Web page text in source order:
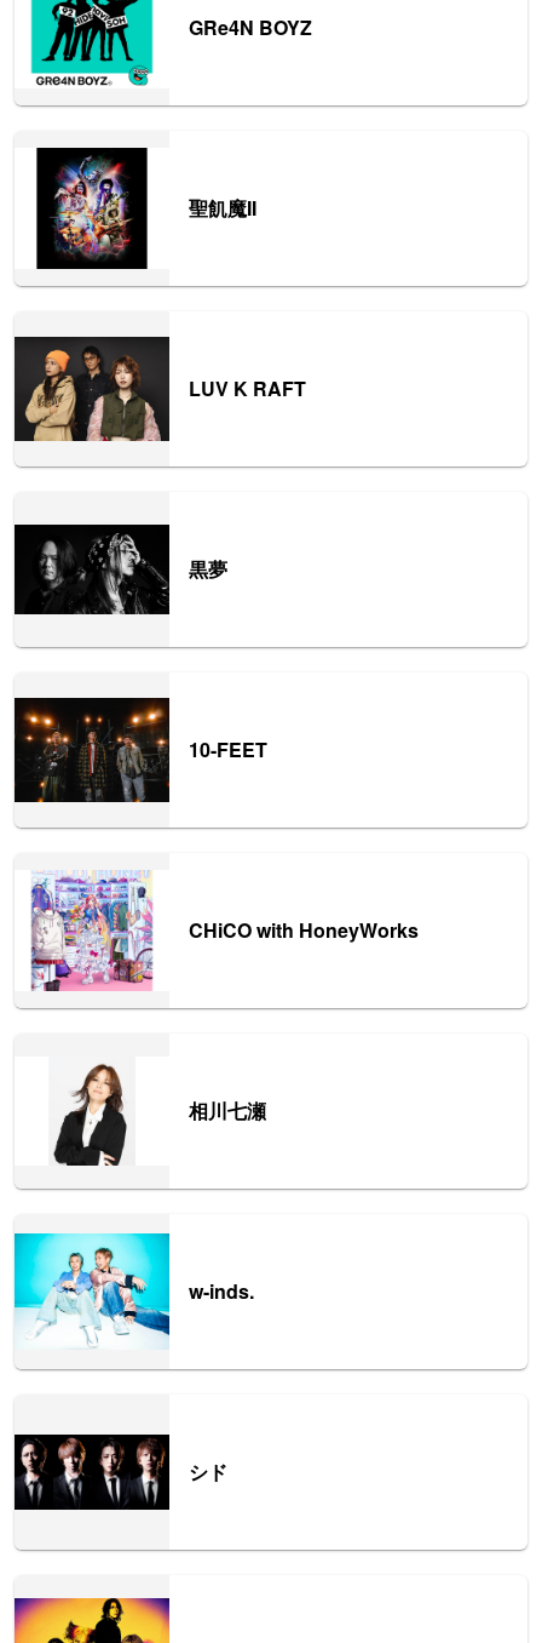
GRe4N BOYZ
聖飢魔II
LUV K RAFT
黒夢
10-FEET
CHiCO with HoneyWorks
相川七瀬
w-inds.
シド